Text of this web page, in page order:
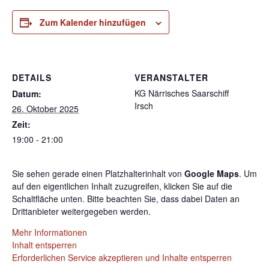
Zum Kalender hinzufügen
DETAILS
Datum:
26. Oktober 2025
Zeit:
19:00 - 21:00
VERANSTALTER
KG Närrisches Saarschiff
Irsch
Sie sehen gerade einen Platzhalterinhalt von Google Maps. Um
auf den eigentlichen Inhalt zuzugreifen, klicken Sie auf die
Schaltfläche unten. Bitte beachten Sie, dass dabei Daten an
Drittanbieter weitergegeben werden.
Mehr Informationen
Inhalt entsperren
Erforderlichen Service akzeptieren und Inhalte entsperren